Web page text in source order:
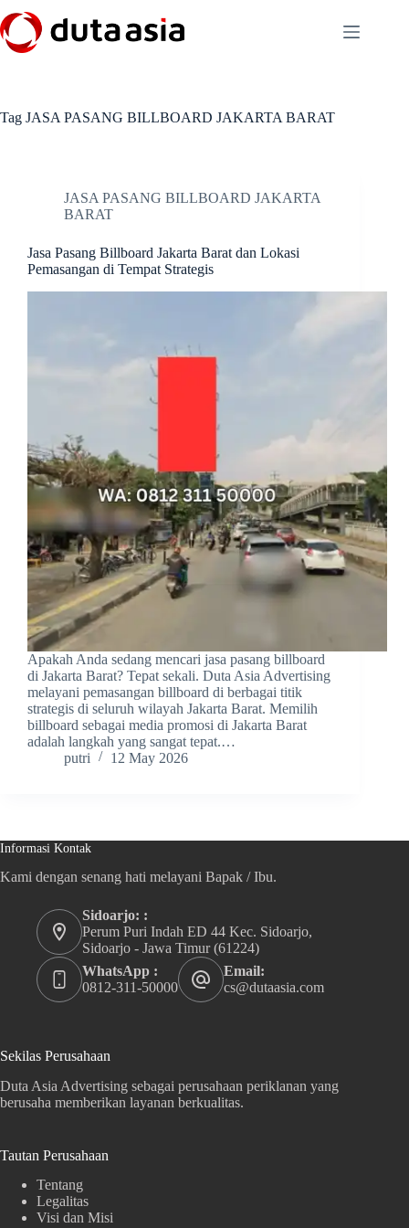
to
content
Tag JASA PASANG BILLBOARD JAKARTA BARAT
JASA PASANG BILLBOARD JAKARTA
BARAT
Jasa Pasang Billboard Jakarta Barat dan Lokasi
Pemasangan di Tempat Strategis
Apakah Anda sedang mencari jasa pasang billboard
di Jakarta Barat? Tepat sekali. Duta Asia Advertising
melayani pemasangan billboard di berbagai titik
strategis di seluruh wilayah Jakarta Barat. Memilih
billboard sebagai media promosi di Jakarta Barat
adalah langkah yang sangat tepat.…
putri
12 May 2026
Informasi Kontak
Kami dengan senang hati melayani Bapak / Ibu.
Sidoarjo: :
Perum Puri Indah ED 44 Kec. Sidoarjo,
Sidoarjo - Jawa Timur (61224)
WhatsApp :
0812-311-50000
Email:
cs@dutaasia.com
Sekilas Perusahaan
Duta Asia Advertising sebagai perusahaan periklanan yang
berusaha memberikan layanan berkualitas.
Tautan Perusahaan
Tentang
Legalitas
Visi dan Misi